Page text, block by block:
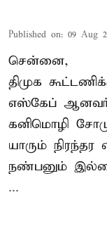
Published on: 09 Aug
சென்னை,
திமுக
எஸ்கேப்
கனிமொழி
யாரும் நிரந்தர
நண்பனும்
...